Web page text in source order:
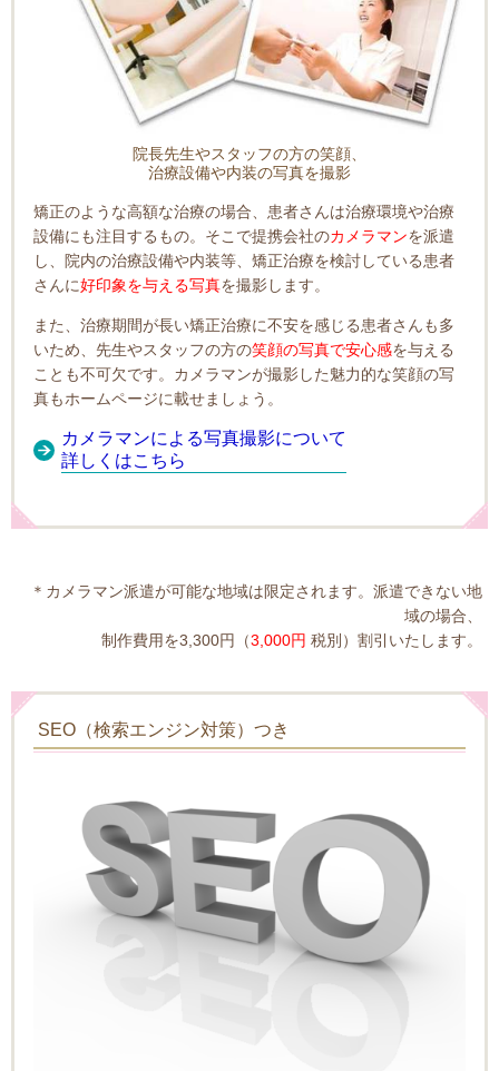
院長先生やスタッフの方の笑顔、
治療設備や内装の写真を撮影
矯正のような高額な治療の場合、患者さんは治療環境や治療
設備にも注目するもの。そこで提携会社のカメラマンを派遣
し、院内の治療設備や内装等、矯正治療を検討している患者
さんに好印象を与える写真を撮影します。
また、治療期間が長い矯正治療に不安を感じる患者さんも多
いため、先生やスタッフの方の笑顔の写真で安心感を与える
ことも不可欠です。カメラマンが撮影した魅力的な笑顔の写
真もホームページに載せましょう。
カメラマンによる写真撮影について
詳しくはこちら
＊カメラマン派遣が可能な地域は限定されます。派遣できない地
域の場合、
制作費用を3,300円（3,000円 税別）割引いたします。
SEO（検索エンジン対策）つき